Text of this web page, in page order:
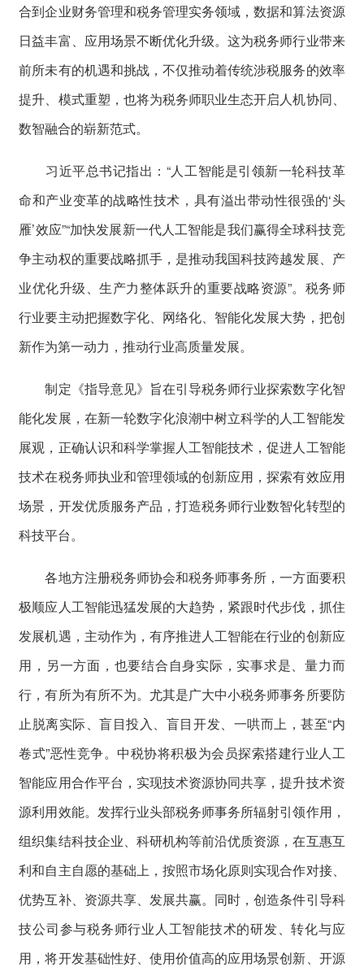
合到企业财务管理和税务管理实务领域，数据和算法资源
日益丰富、应用场景不断优化升级。这为税务师行业带来
前所未有的机遇和挑战，不仅推动着传统涉税服务的效率
提升、模式重塑，也将为税务师职业生态开启人机协同、
数智融合的崭新范式。
习近平总书记指出：“人工智能是引领新一轮科技革
命和产业变革的战略性技术，具有溢出带动性很强的‘头
雁’效应”“加快发展新一代人工智能是我们赢得全球科技竞
争主动权的重要战略抓手，是推动我国科技跨越发展、产
业优化升级、生产力整体跃升的重要战略资源”。税务师
行业要主动把握数字化、网络化、智能化发展大势，把创
新作为第一动力，推动行业高质量发展。
制定《指导意见》旨在引导税务师行业探索数字化智
能化发展，在新一轮数字化浪潮中树立科学的人工智能发
展观，正确认识和科学掌握人工智能技术，促进人工智能
技术在税务师执业和管理领域的创新应用，探索有效应用
场景，开发优质服务产品，打造税务师行业数智化转型的
科技平台。
各地方注册税务师协会和税务师事务所，一方面要积
极顺应人工智能迅猛发展的大趋势，紧跟时代步伐，抓住
发展机遇，主动作为，有序推进人工智能在行业的创新应
用，另一方面，也要结合自身实际，实事求是、量力而
行，有所为有所不为。尤其是广大中小税务师事务所要防
止脱离实际、盲目投入、盲目开发、一哄而上，甚至“内
卷式”恶性竞争。中税协将积极为会员探索搭建行业人工
智能应用合作平台，实现技术资源协同共享，提升技术资
源利用效能。发挥行业头部税务师事务所辐射引领作用，
组织集结科技企业、科研机构等前沿优质资源，在互惠互
利和自主自愿的基础上，按照市场化原则实现合作对接、
优势互补、资源共享、发展共赢。同时，创造条件引导科
技公司参与税务师行业人工智能技术的研发、转化与应
用，将开发基础性好、使用价值高的应用场景创新、开源